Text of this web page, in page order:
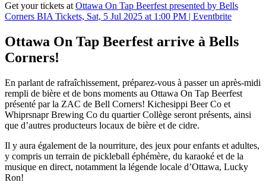
Get your tickets atOttawa On Tap Beerfest presented by Bells
Corners BIA Tickets, Sat, 5 Jul 2025 at 1:00 PM | Eventbrite
Ottawa On Tap Beerfest arrive à Bells
Corners!
En parlant de rafraîchissement, préparez-vous à passer un après-midi
rempli de bière et de bons moments au Ottawa On Tap Beerfest
présenté par la ZAC de Bell Corners! Kichesippi Beer Co et
Whiprsnapr Brewing Co du quartier Collège seront présents, ainsi
que d’autres producteurs locaux de bière et de cidre.
Il y aura également de la nourriture, des jeux pour enfants et adultes,
y compris un terrain de pickleball éphémère, du karaoké et de la
musique en direct, notamment la légende locale d’Ottawa, Lucky
Ron!